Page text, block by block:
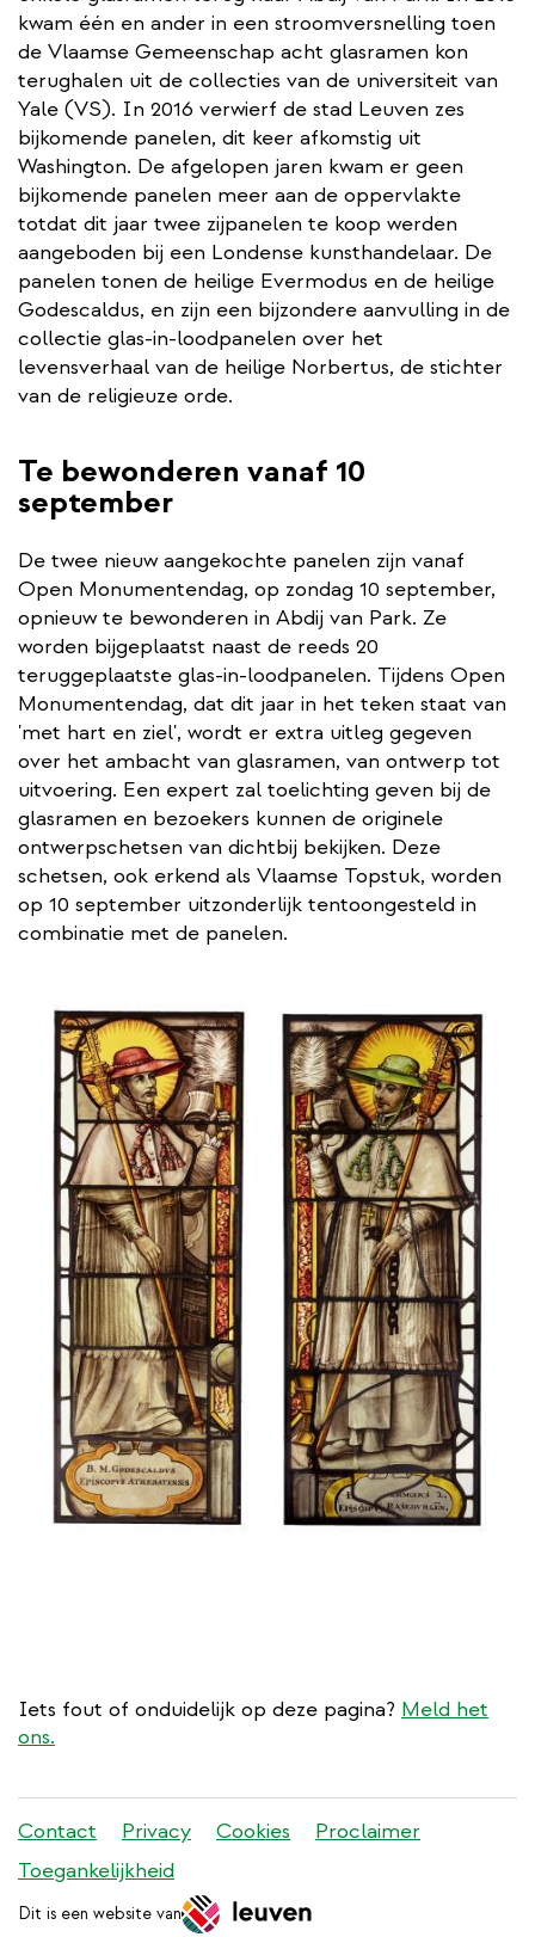
kwam één en ander in een stroomversnelling toen
de Vlaamse Gemeenschap acht glasramen kon
terughalen uit de collecties van de universiteit van
Yale (VS). In 2016 verwierf de stad Leuven zes
bijkomende panelen, dit keer afkomstig uit
Washington. De afgelopen jaren kwam er geen
bijkomende panelen meer aan de oppervlakte
totdat dit jaar twee zijpanelen te koop werden
aangeboden bij een Londense kunsthandelaar. De
panelen tonen de heilige Evermodus en de heilige
Godescaldus, en zijn een bijzondere aanvulling in de
collectie glas-in-loodpanelen over het
levensverhaal van de heilige Norbertus, de stichter
van de religieuze orde.
Te bewonderen vanaf 10
september
De twee nieuw aangekochte panelen zijn vanaf
Open Monumentendag, op zondag 10 september,
opnieuw te bewonderen in Abdij van Park. Ze
worden bijgeplaatst naast de reeds 20
teruggeplaatste glas-in-loodpanelen. Tijdens Open
Monumentendag, dat dit jaar in het teken staat van
'met hart en ziel', wordt er extra uitleg gegeven
over het ambacht van glasramen, van ontwerp tot
uitvoering. Een expert zal toelichting geven bij de
glasramen en bezoekers kunnen de originele
ontwerpschetsen van dichtbij bekijken. Deze
schetsen, ook erkend als Vlaamse Topstuk, worden
op 10 september uitzonderlijk tentoongesteld in
combinatie met de panelen.
Iets fout of onduidelijk op deze pagina? Meld het
ons.
Stadleuven
footer
menu
Contact Privacy Cookies
Proclaimer
Toegankelijkheid
Dit is een website van